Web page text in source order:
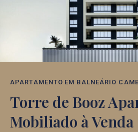
APARTAMENTO EM BALNEÁRIO
Torre de Booz
Mobiliado à Venda